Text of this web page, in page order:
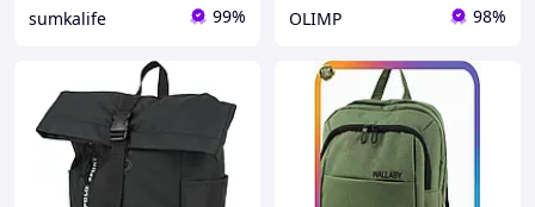
sumkalife 99% OLIMP 98%